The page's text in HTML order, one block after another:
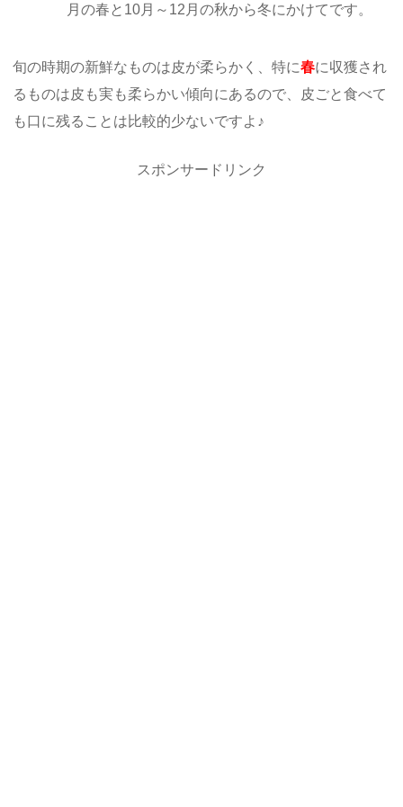
月の春と10月～12月の秋から冬にかけてです。
旬の時期の新鮮なものは皮が柔らかく、特に春に収獲され
るものは皮も実も柔らかい傾向にあるので、皮ごと食べて
も口に残ることは比較的少ないですよ♪
スポンサードリンク